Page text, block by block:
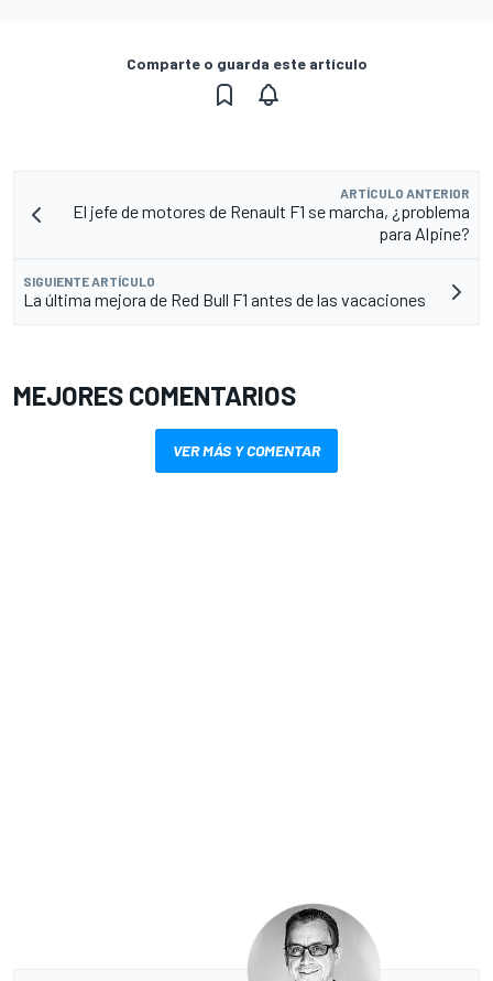
Comparte o guarda este artículo
ARTÍCULO ANTERIOR
El jefe de motores de Renault F1 se marcha, ¿problema
para Alpine?
SIGUIENTE ARTÍCULO
La última mejora de Red Bull F1 antes de las vacaciones
MEJORES COMENTARIOS
VER MÁS Y COMENTAR